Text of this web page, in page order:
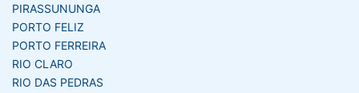
PIRASSUNUNGA
PORTO FELIZ
PORTO FERREIRA
RIO CLARO
RIO DAS PEDRAS